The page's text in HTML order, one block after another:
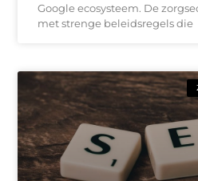
Google ecosysteem. De
met strenge beleidsregels die